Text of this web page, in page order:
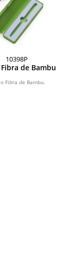
10398P
de Bambu
Fibra de Bambu.